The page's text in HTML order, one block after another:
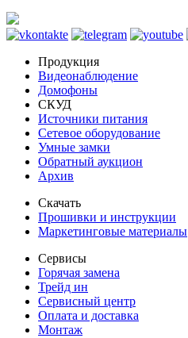
Продукция
Видеонаблюдение
Домофоны
СКУД
Источники питания
Сетевое оборудование
Умные замки
Обратный аукцион
Архив
Скачать
Прошивки и инструкции
Маркетинговые материалы
Сервисы
Горячая замена
Трейд ин
Сервисный центр
Оплата и доставка
Монтаж